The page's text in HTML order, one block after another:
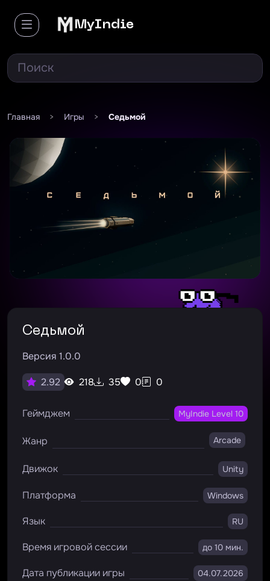
MyIndie
Главная > Игры > Седьмой
Седьмой
Версия 1.0.0
2.92 218 35 0 0
Геймджем MyIndie Level 10
Жанр Arcade
Движок Unity
Платформа Windows
Язык RU
Время игровой сессии до 10 мин.
Дата публикации игры 04.07.2026